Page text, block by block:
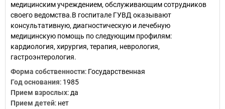
медицинским учреждением, обслуживающим сотрудников
своего ведомства.В госпитале ГУВД оказывают
консультативную, диагностическую и лечебную
медицинскую помощь по следующим профилям:
кардиология, хирургия, терапия, неврология,
гастроэнтерология.
Форма собственности: Государственная
Год основания: 1985
Прием взрослых: да
Прием детей: нет